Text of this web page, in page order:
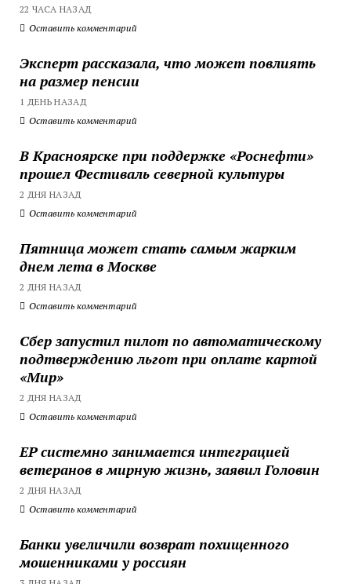
22 ЧАСА НАЗАД
Оставить комментарий
Эксперт рассказала, что может повлиять
на размер пенсии
1 ДЕНЬ НАЗАД
Оставить комментарий
В Красноярске при поддержке «Роснефти»
прошел Фестиваль северной культуры
2 ДНЯ НАЗАД
Оставить комментарий
Пятница может стать самым жарким
днем лета в Москве
2 ДНЯ НАЗАД
Оставить комментарий
Сбер запустил пилот по автоматическому
подтверждению льгот при оплате картой
«Мир»
2 ДНЯ НАЗАД
Оставить комментарий
ЕР системно занимается интеграцией
ветеранов в мирную жизнь, заявил Головин
2 ДНЯ НАЗАД
Оставить комментарий
Банки увеличили возврат похищенного
мошенниками у россиян